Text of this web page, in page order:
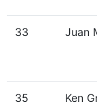
33 Juan
35 Ken